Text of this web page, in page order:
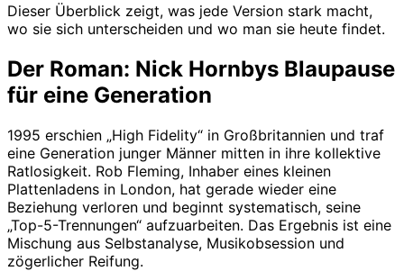
Dieser Überblick zeigt, was jede Version stark macht,
wo sie sich unterscheiden und wo man sie heute findet.
Der Roman: Nick Hornbys Blaupause
für eine Generation
1995 erschien „High Fidelity“ in Großbritannien und traf
eine Generation junger Männer mitten in ihre kollektive
Ratlosigkeit. Rob Fleming, Inhaber eines kleinen
Plattenladens in London, hat gerade wieder eine
Beziehung verloren und beginnt systematisch, seine
„Top-5-Trennungen“ aufzuarbeiten. Das Ergebnis ist eine
Mischung aus Selbstanalyse, Musikobsession und
zögerlicher Reifung.